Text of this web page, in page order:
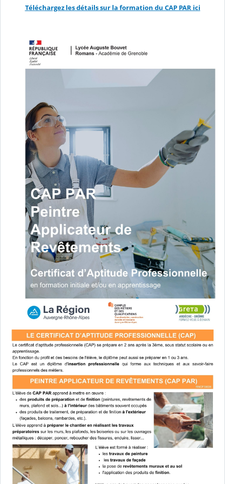
Téléchargez les détails sur la formation du CAP PAR ici